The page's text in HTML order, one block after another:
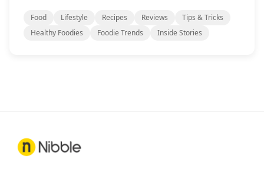
Food Lifestyle Recipes Reviews
Tips & Tricks
Healthy Foodies
Foodie Trends Inside Stories